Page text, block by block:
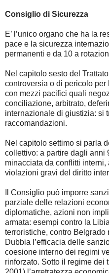
Consiglio di Sicurezza
E’ l’unico organo che ha la
pace e la sicurezza
permanenti e da 10 a
Nel capitolo sesto del
controversia o di pericolo
con mezzi pacifici quali
conciliazione, arbitrato,
internazionale di giustizia: si
raccomandazioni.
Nel capitolo settimo si parla
collettivo: a partire dagli anni
minacciata da conflitti
violazioni gravi del diritto
Il Consiglio può imporre
parziale delle relazioni
diplomatiche, azioni non
armata: esempi contro la
terroristiche, contro
Dubbia l’efficacia delle
coesione interno dei regimi
rinforzato. Sotto il regime dei